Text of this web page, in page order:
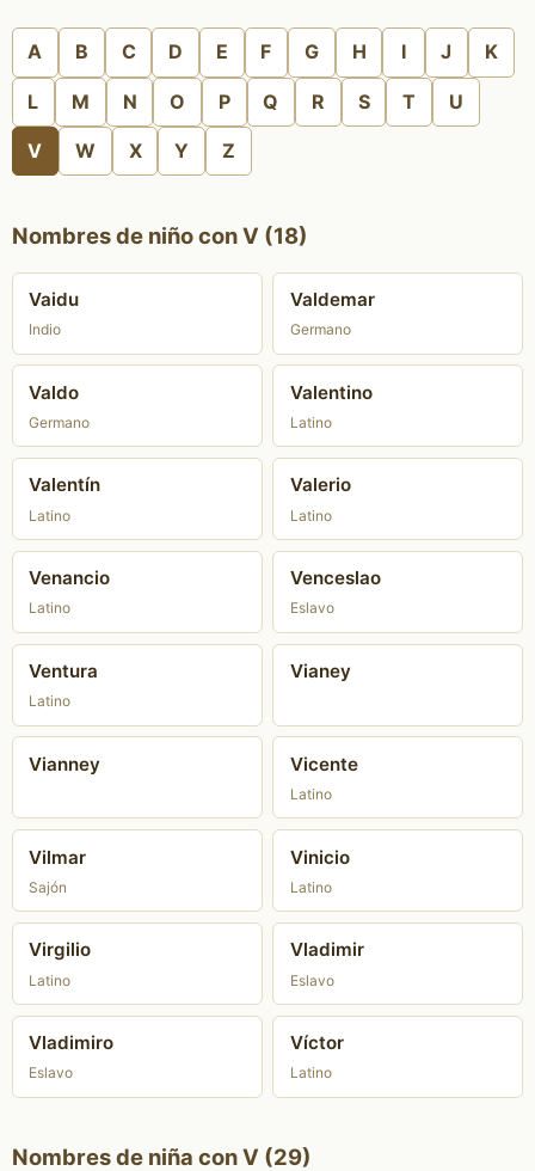
A B C D E F G H I J K
L M N O P Q R S T U
V W X Y Z
Nombres de niño con V (18)
Vaidu
Indio
Valdemar
Germano
Valdo
Germano
Valentino
Latino
Valentín
Latino
Valerio
Latino
Venancio
Latino
Venceslao
Eslavo
Ventura
Latino
Vianey
Vianney Vicente
Latino
Vilmar
Sajón
Vinicio
Latino
Virgilio
Latino
Vladimir
Eslavo
Vladimiro
Eslavo
Víctor
Latino
Nombres de niña con V (29)